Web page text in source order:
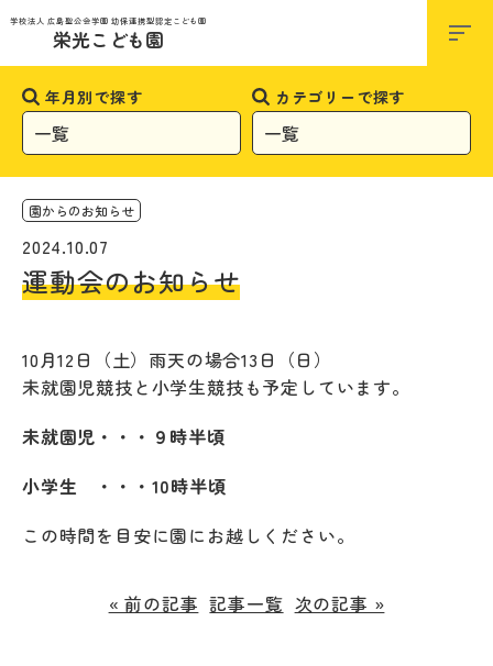
学校法人 広島聖公会学園 幼保連携型認定こども園
栄光こども園 お知らせ
年月別で探す カテゴリーで探す
園からのお知らせ
2024.10.07
運動会のお知らせ
10月12日（土）雨天の場合13日（日）
未就園児競技と小学生競技も予定しています。
未就園児・・・９時半頃
小学生 ・・・10時半頃
この時間を目安に園にお越しください。
« 前の記事 記事一覧 次の記事 »